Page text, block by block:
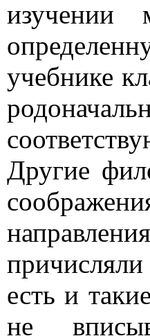
изучении
учебнике
Другие
есть и
не